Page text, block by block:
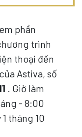
phần
trình
thoại đến
Astiva, số
. Giờ làm
- 8:00
tháng 10